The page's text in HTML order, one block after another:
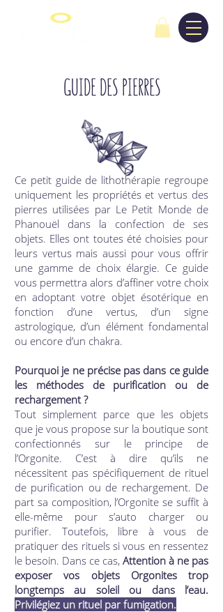
GUIDE DES PIERRES
Ce petit guide de lithothérapie regroupe
uniquement les propriétés et vertus des
pierres utilisées par Le Petit Monde de
Phanouël dans la confection de ses
objets. Elles ont toutes été choisies pour
leurs vertus mais aussi pour vous offrir
une gamme de choix élargie. Ce guide
vous permettra alors d’affiner votre choix
en adoptant votre objet ésotérique en
fonction d’une vertus, d’un signe
astrologique, d’un élément fondamental
ou encore d’un chakra.
Pourquoi je ne précise pas dans ce guide
les méthodes de purification ou de
rechargement ?
Tout simplement parce que les objets
que je vous propose sur la boutique sont
confectionnés sur le principe de
l’Orgonite. C’est à dire qu’ils ne
nécessitent pas spécifiquement de rituel
de purification ou de rechargement. De
part sa composition, l’Orgonite se suffit à
elle-même pour s’auto charger ou
purifier. Toutefois, libre à vous de
pratiquer des rituels si vous en ressentez
le besoin. Dans ce cas, Attention à ne pas
exposer vos objets Orgonites trop
longtemps au soleil ou dans l’eau.
Privilégiez un rituel par fumigation.